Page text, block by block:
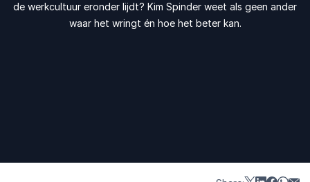
de werkcultuur eronder lijdt? Kim Spinder weet als geen ander
waar het wringt én hoe het beter kan.